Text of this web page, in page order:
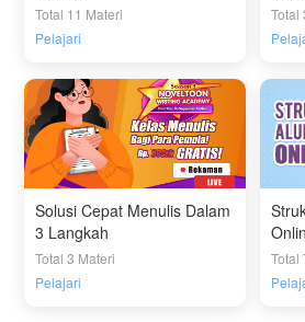
Total 11 Materi
Pelajari
Total
Solusi Cepat Menulis Dalam
3 Langkah
Total 3 Materi
Pelajari
Total